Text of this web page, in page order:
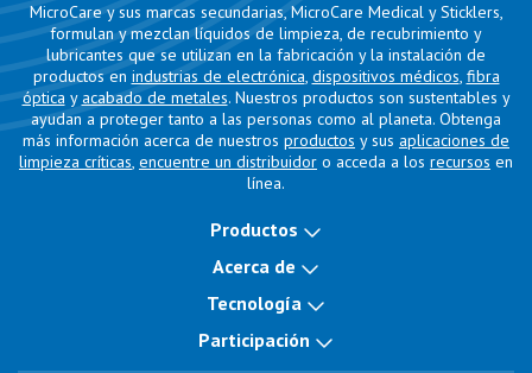
MicroCare y sus marcas secundarias, MicroCare Medical y Sticklers,
formulan y mezclan líquidos de limpieza, de recubrimiento y
lubricantes que se utilizan en la fabricación y la instalación de
productos en industrias de electrónica, dispositivos médicos, fibra
óptica y acabado de metales. Nuestros productos son sustentables y
ayudan a proteger tanto a las personas como al planeta. Obtenga
más información acerca de nuestros productos y sus aplicaciones de
limpieza críticas, encuentre un distribuidor o acceda a los recursos en
línea.
Productos
Acerca de
Tecnología
Participación